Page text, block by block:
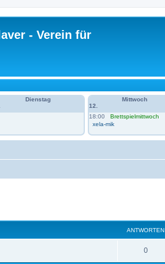
- Verein für
Dienstag
Mittwoch
12.
18:00
Brettspielmittwoch
xela-mik
ANTWORTEN
0A